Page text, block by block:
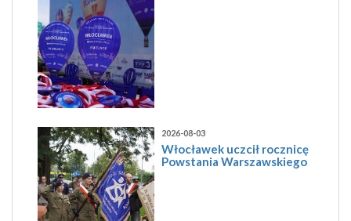
2026-08-03
Włocławek uczcił rocznicę
Powstania Warszawskiego